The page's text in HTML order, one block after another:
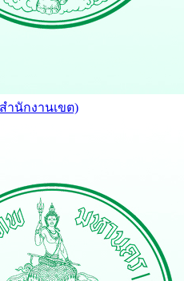
ำนักงานเขต)